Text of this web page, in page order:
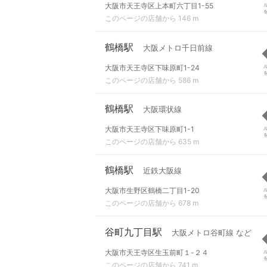
大阪市天王寺区上本町六丁目1-55
このページの店舗から 146 m
鶴橋駅 大阪メトロ千日前線
大阪市天王寺区下味原町1-24
このページの店舗から 586 m
鶴橋駅 大阪環状線
大阪市天王寺区下味原町1-1
このページの店舗から 635 m
鶴橋駅 近鉄大阪線
大阪市生野区鶴橋二丁目1-20
このページの店舗から 678 m
谷町九丁目駅 大阪メトロ谷町線 など
大阪市天王寺区生玉前町１-２４
このページの店舗から 741 m